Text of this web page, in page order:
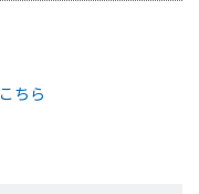
こちら